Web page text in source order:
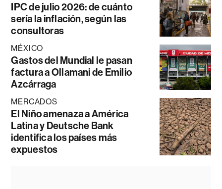
IPC de julio 2026: de cuánto
sería la inflación, según las
consultoras
MÉXICO
Gastos del Mundial le pasan
factura a Ollamani de Emilio
Azcárraga
MERCADOS
El Niño amenaza a América
Latina y Deutsche Bank
identifica los países más
expuestos